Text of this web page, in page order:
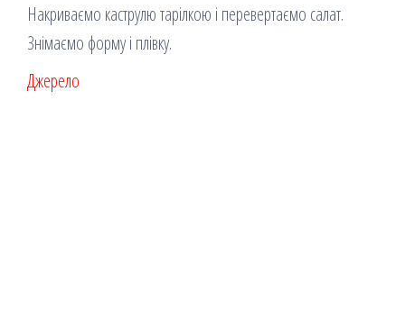
Накриваємо каструлю тарілкою і перевертаємо салат.
Знімаємо форму і плівку.
Джерело